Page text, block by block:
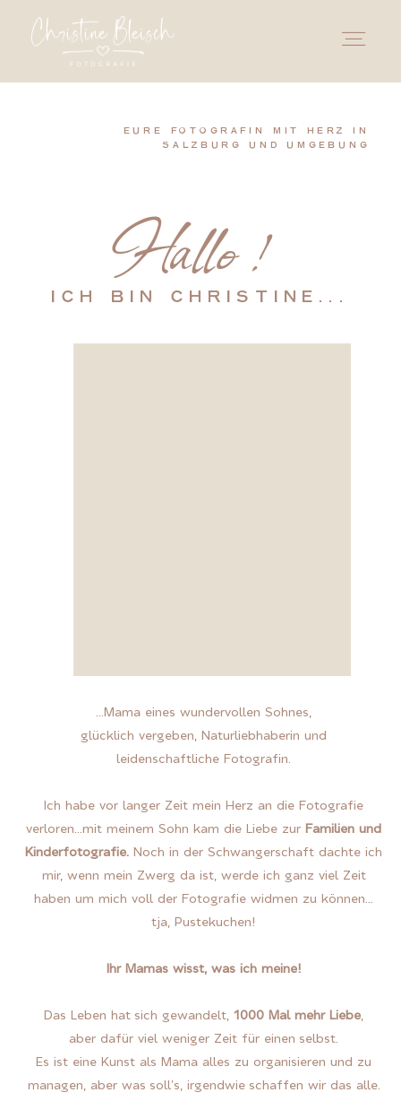
EURE FOTOGRAFIN MIT HERZ IN
SALZBURG UND UMGEBUNG
Hallo !
ICH BIN CHRISTINE...
...Mama eines wundervollen Sohnes,
glücklich vergeben, Naturliebhaberin und
leidenschaftliche Fotografin.
Ich habe vor langer Zeit mein Herz an die Fotografie
verloren...mit meinem Sohn kam die Liebe zur Familien und
Kinderfotografie. Noch in der Schwangerschaft dachte ich
mir, wenn mein Zwerg da ist, werde ich ganz viel Zeit
haben um mich voll der Fotografie widmen zu können...
tja, Pustekuchen!
Ihr Mamas wisst, was ich meine!
Das Leben hat sich gewandelt,1000 Mal mehr Liebe
aber dafür viel weniger Zeit für einen selbst.
Es ist eine Kunst als Mama alles zu organisieren und zu
managen, aber was soll's, irgendwie schaffen wir das alle.
LEISTUNGEN